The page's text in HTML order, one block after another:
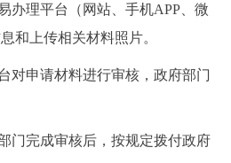
理平台（网站、手机APP、微
和上传相关材料照片。
申请材料进行审核，政府部门
完成审核后，按规定拨付政府